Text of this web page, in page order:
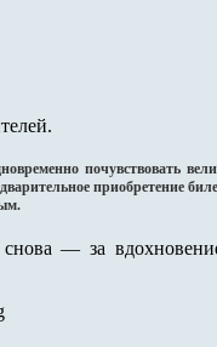
почувствовать
приобретение
снова — за